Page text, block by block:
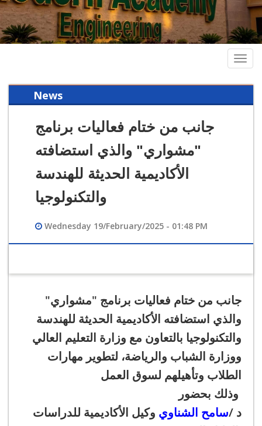
News
جانب من ختام فعاليات برنامج
"مشواري" والذي استضافته
الأكاديمية الحديثة للهندسة
والتكنولوجيا
Wednesday 19/February/2025 - 01:48 PM
جانب من ختام فعاليات برنامج "مشواري"
والذي استضافته الأكاديمية الحديثة للهندسة
والتكنولوجيا بالتعاون مع وزارة التعليم العالي
ووزارة الشباب والرياضة، لتطوير مهارات
الطلاب وتأهيلهم لسوق العمل
د /سامح الشناوي وكيل الأكاديمية للدراسات